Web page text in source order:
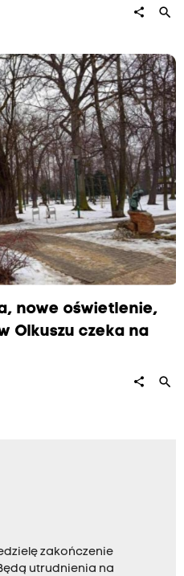
share search
nowe oświetlenie,
Olkuszu czeka na
share search
zakończenie
utrudnienia na